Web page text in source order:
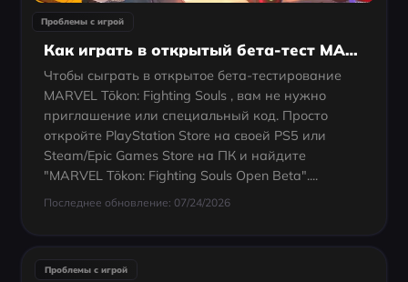
Проблемы с игрой
Как играть в открытый бета-тест MARVEL Tōkon: Fighting Souls: полное руководство
Чтобы сыграть в открытое бета-тестирование
MARVEL Tōkon: Fighting Souls , вам не нужно
приглашение или специальный код. Просто
откройте PlayStation Store на своей PS5 или
Steam/Epic Games Store на ПК и найдите
"MARVEL Tōkon: Fighting Souls Open Beta"....
Последнее обновление: 07/24/2026
Проблемы с игрой